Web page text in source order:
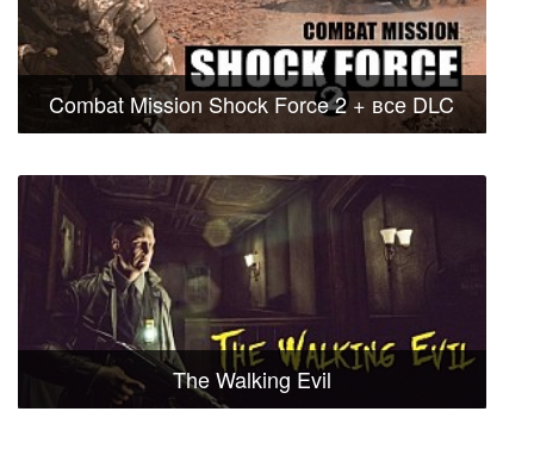
Combat Mission Shock Force 2 + все DLC
The Walking Evil